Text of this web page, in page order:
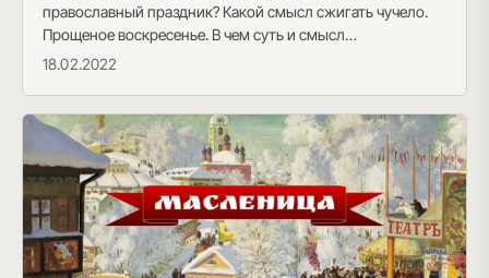
православный праздник? Какой смысл сжигать чучело.
Прощеное воскресенье. В чем суть и смысл
Масленицы?…
18.02.2022